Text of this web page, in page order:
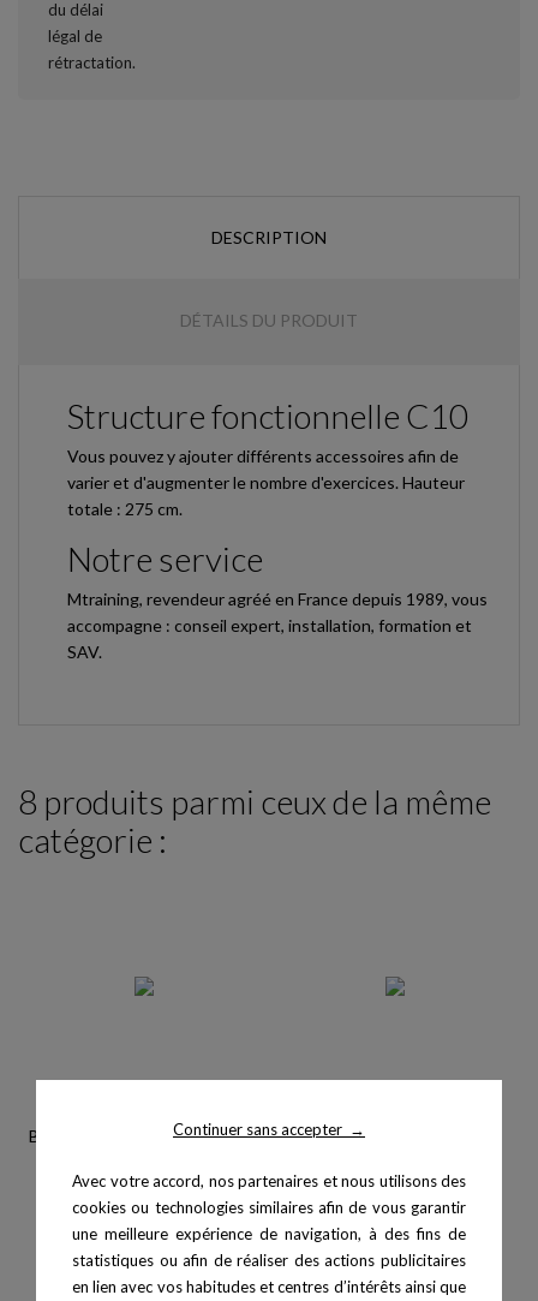
Continuer sans accepter →
Avec votre accord, nos partenaires et nous utilisons des
cookies ou technologies similaires afin de vous garantir
une meilleure expérience de navigation, à des fins de
statistiques ou afin de réaliser des actions publicitaires
en lien avec vos habitudes et centres d’intérêts ainsi que
DESCRIPTION
DÉTAILS DU PRODUIT
Structure fonctionnelle C10
Vous pouvez y ajouter différents accessoires afin de
varier et d'augmenter le nombre d'exercices. Hauteur
totale : 275 cm.
Notre service
Mtraining, revendeur agréé en France depuis 1989, vous
accompagne : conseil expert, installation, formation et
SAV.
8 produits parmi ceux de la même
catégorie :
Banc développé assis - Fitness Banc développé incliné -...